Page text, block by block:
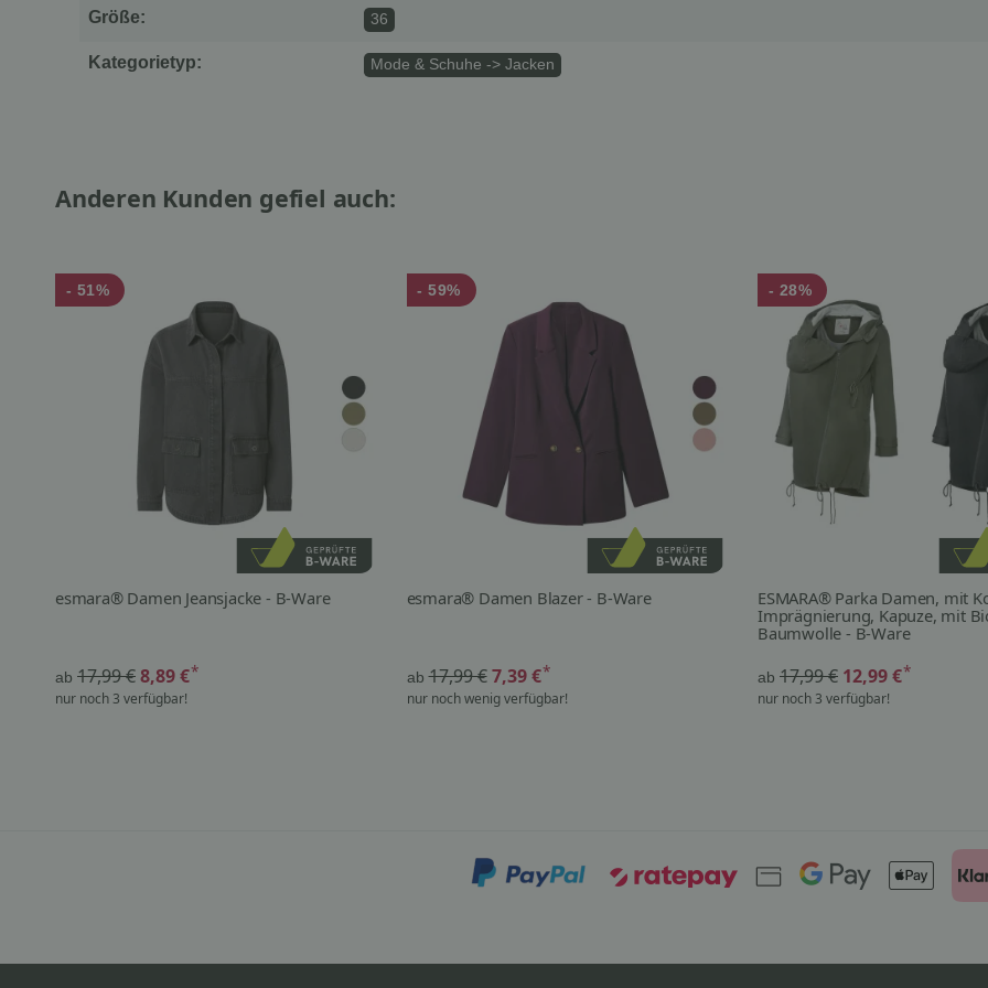
Größe: 36
Kategorietyp: Mode & Schuhe -> Jacken
Anderen Kunden gefiel auch:
- 51%
esmara® Damen Jeansjacke - B-Ware
ab 17,99 €8,89 €*
nur noch 3 verfügbar!
- 59%
esmara® Damen Blazer - B-Ware
ab 17,99 € 7,39 €*
nur noch wenig verfügbar!
- 28%
ESMARA® Parka Damen, mit
Imprägnierung, Kapuze, mit
Baumwolle - B-Ware
ab 17,99 € 12,99 €*
nur noch 3 verfügbar!